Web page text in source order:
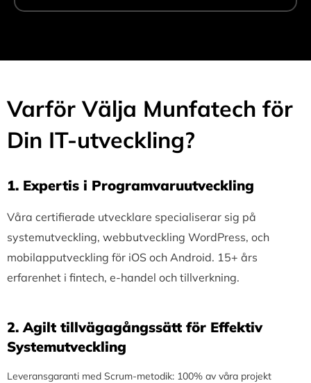
Varför Välja Munfatech för
Din IT-utveckling?
1.⁠ ⁠Expertis i Programvaruutveckling
Våra certifierade utvecklare specialiserar sig på
systemutveckling, webbutveckling WordPress, och
mobilapputveckling för iOS och Android. 15+ års
erfarenhet i fintech, e-handel och tillverkning.
2.⁠ ⁠Agilt tillvägagångssätt för Effektiv
Systemutveckling
Leveransgaranti med Scrum-metodik: 100% av våra projekt